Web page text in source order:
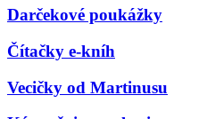
Darčekové poukážky
Čítačky e-kníh
Vecičky od Martinusu